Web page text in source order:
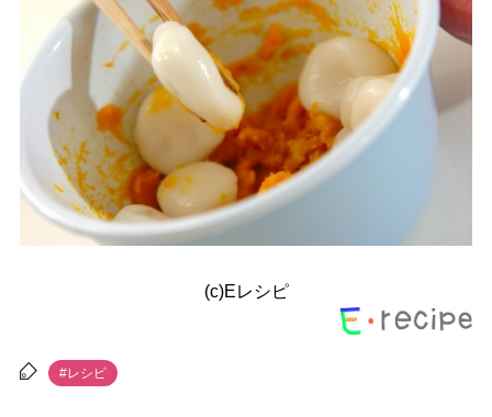
(c)Eレシピ
#レシピ